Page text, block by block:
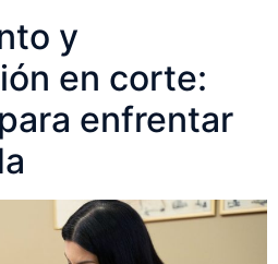
y
en corte:
enfrentar